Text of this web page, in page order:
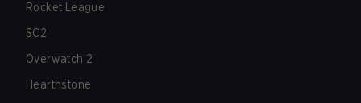
Rocket League
SC2
Overwatch 2
Hearthstone